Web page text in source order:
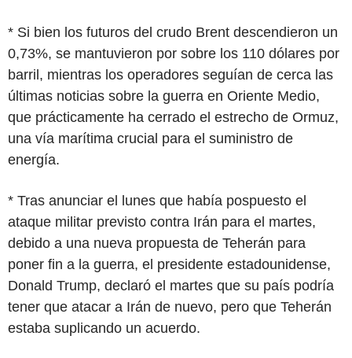
* Si bien los futuros del crudo Brent descendieron un
0,73%, se mantuvieron por sobre los 110 dólares por
barril, mientras los operadores seguían de cerca las
últimas noticias sobre la guerra en Oriente Medio,
que prácticamente ha cerrado el estrecho de Ormuz,
una vía marítima crucial para el suministro de
energía.
* Tras anunciar el lunes que había pospuesto el
ataque militar previsto contra Irán para el martes,
debido a una nueva propuesta de Teherán para
poner fin a la guerra, el presidente estadounidense,
Donald Trump, declaró el martes que su país podría
tener que atacar a Irán de nuevo, pero que Teherán
estaba suplicando un acuerdo.